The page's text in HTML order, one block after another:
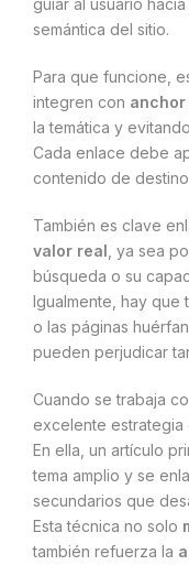
guiar al usuario
semántica del sitio.
Para que funcione,
integren con
la temática y
Cada enlace debe
contenido de
También es clave
valor real , ya sea
búsqueda o su
Igualmente, hay que
o las páginas
pueden perjudicar
Cuando se trabaja
excelente estrategia
En ella, un artículo
tema amplio y se
secundarios que
Esta técnica no solo
también refuerza la